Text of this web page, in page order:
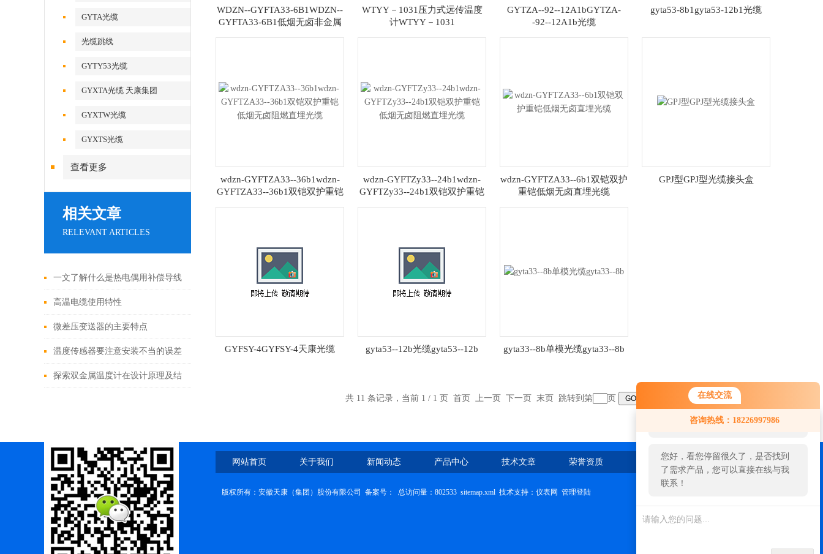
在线交流
咨询热线：18226997986
您好！欢迎前来咨询，很高兴为您
服务，请问您要咨询什么问题呢？
您好，看您停留很久了，是否找到
了需求产品，您可以直接在线与我
联系！
GYTA光缆
光缆跳线
GYTY53光缆
GYXTA光缆 天康集团
GYXTW光缆
GYXTS光缆
查看更多
相关文章
RELEVANT ARTICLES
一文了解什么是热电偶用补偿导线
高温电缆使用特性
微差压变送器的主要特点
温度传感器要注意安装不当的误差
探索双金属温度计在设计原理及结
WDZN--GYFTA33-6B1WDZN--
GYFTA33-6B1低烟无卤非金属
WTYY－1031压力式远传温度
计WTYY－1031
GYTZA--92--12A1bGYTZA-
-92--12A1b光缆
gyta53-8b1gyta53-12b1光缆
wdzn-GYFTZA33--36b1wdzn-
GYFTZA33--36b1双铠双护重铠
wdzn-GYFTZy33--24b1wdzn-
GYFTZy33--24b1双铠双护重铠
wdzn-GYFTZA33--6b1双铠双护
重铠低烟无卤直埋光缆
GPJ型GPJ型光缆接头盒
GYFSY-4GYFSY-4天康光缆 gyta53--12b光缆gyta53--12b gyta33--8b单模光缆gyta33--8b
共 11 条记录，当前 1 / 1 页 首页 上一页 下一页 末页 跳转到第 页
网站首页 关于我们 新闻动态 产品中心 技术文章 荣誉资质 在线留言 联系我们
版权所有：安徽天康（集团）股份有限公司 备案号： 总访问量：802533 sitemap.xml 技术支持： 仪表网 管理登陆